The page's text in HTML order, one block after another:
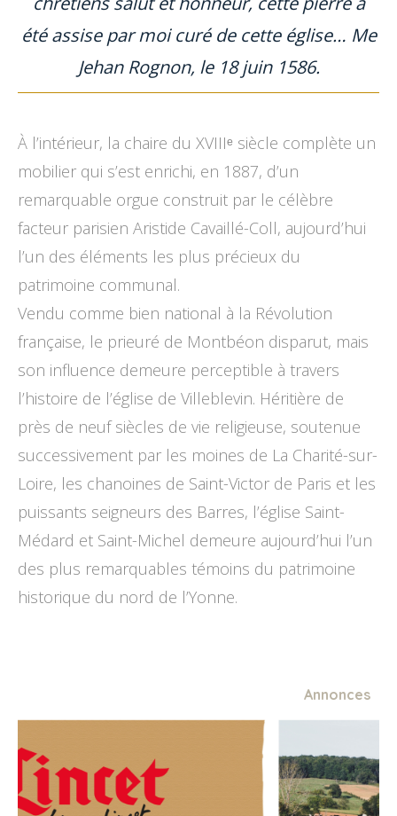
été assise par moi curé de cette église… Me
Jehan Rognon, le 18 juin 1586.
À l’intérieur, la chaire du XVIIIᵉ siècle complète un
mobilier qui s’est enrichi, en 1887, d’un
remarquable orgue construit par le célèbre
facteur parisien Aristide Cavaillé-Coll, aujourd’hui
l’un des éléments les plus précieux du
patrimoine communal.
Vendu comme bien national à la Révolution
française, le prieuré de Montbéon disparut, mais
son influence demeure perceptible à travers
l’histoire de l’église de Villeblevin. Héritière de
près de neuf siècles de vie religieuse, soutenue
successivement par les moines de La Charité-sur-
Loire, les chanoines de Saint-Victor de Paris et les
puissants seigneurs des Barres, l’église Saint-
Médard et Saint-Michel demeure aujourd’hui l’un
des plus remarquables témoins du patrimoine
historique du nord de l’Yonne.
Annonces